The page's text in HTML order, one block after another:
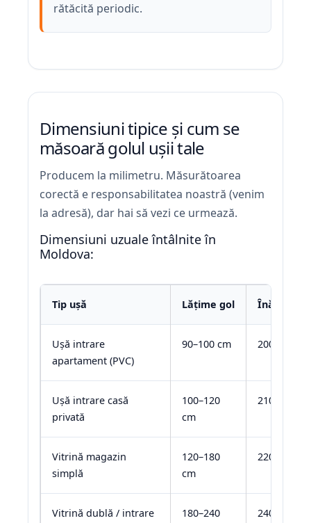
rătăcită periodic.
Dimensiuni tipice și cum se
măsoară golul ușii tale
Producem la milimetru. Măsurătoarea
corectă e responsabilitatea noastră (venim
la adresă), dar hai să vezi ce urmează.
Dimensiuni uzuale întâlnite în
Moldova:
Tip ușă Lățime gol Înălțime
Ușă intrare
apartament (PVC)
90–100 cm 200–220
Ușă intrare casă
privată
100–120
cm
210–230
Vitrină magazin
simplă
120–180
cm
220–260
Vitrină dublă / intrare
180–240
240–280